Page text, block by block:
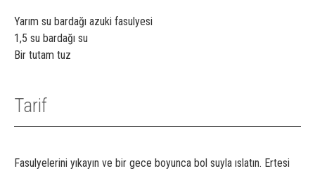
Yarım su bardağı azuki fasulyesi
1,5 su bardağı su
Bir tutam tuz
Tarif
Fasulyelerini yıkayın ve bir gece boyunca bol suyla ıslatın. Ertesi